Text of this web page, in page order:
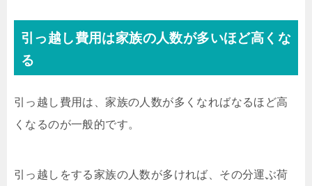
引っ越し費用は家族の人数が多いほど高くな
る
引っ越し費用は、家族の人数が多くなればなるほど高
くなるのが一般的です。
引っ越しをする家族の人数が多ければ、その分運ぶ荷